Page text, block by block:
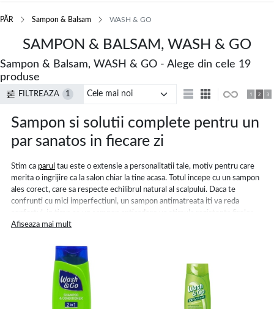
PĂR Sampon & Balsam WASH & GO
SAMPON & BALSAM, WASH & GO
Sampon & Balsam, WASH & GO - Alege din cele 19
produse
FILTREAZA 1
Sampon si solutii complete pentru un
par sanatos in fiecare zi
Stim ca parul tau este o extensie a personalitatii tale, motiv pentru care
merita o ingrijire ca la salon chiar la tine acasa. Totul incepe cu un sampon
ales corect, care sa respecte echilibrul natural al scalpului. Daca te
confrunti cu mici imperfectiuni, un sampon antimatreata iti va reda
de la radacina.
Pentru zilele aglomerate cand timpul nu este de partea ta, un sampon
uscat devine salvatorul tau de moment, oferind volum si prospetime in
doar cateva secunde.
Masca si balsam de par: secretul unei
Afiseaza mai mult